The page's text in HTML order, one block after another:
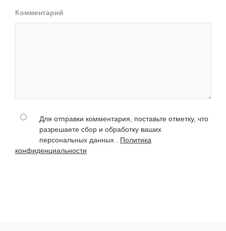
Комментарий
Для отправки комментария, поставьте отметку, что
разрешаете сбор и обработку ваших
персональных данных . Политика
конфиденциальности